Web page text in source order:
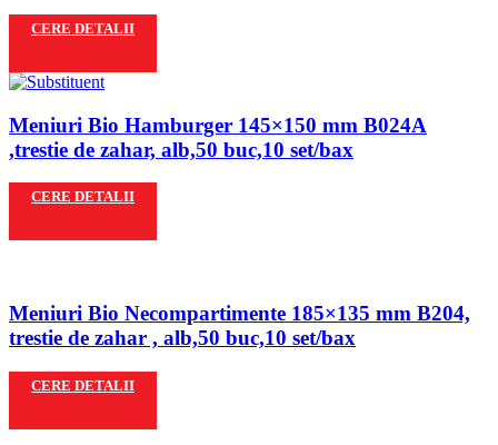
CERE DETALII
Meniuri Bio Hamburger 145×150 mm B024A
,trestie de zahar, alb,50 buc,10 set/bax
CERE DETALII
Meniuri Bio Necompartimente 185×135 mm B204,
trestie de zahar , alb,50 buc,10 set/bax
CERE DETALII